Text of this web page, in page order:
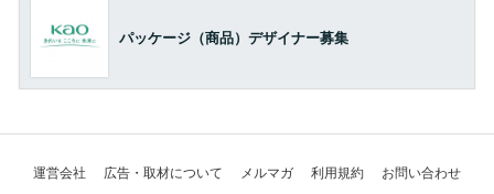
パッケージ（商品）デザイナー募集
運営会社 広告・取材について メルマガ 利用規約 お問い合わせ